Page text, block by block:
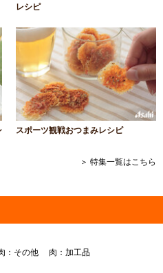
レシピ
スポーツ観戦おつまみレシピ
＞ 特集一覧はこちら
：その他 肉：加工品